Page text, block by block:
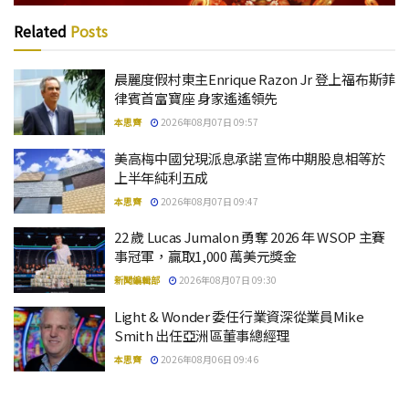
Related Posts
晨麗度假村東主Enrique Razon Jr 登上福布斯菲
律賓首富寶座 身家遙遙領先
本思齊 2026年08月07日 09:57
美高梅中國兌現派息承諾 宣佈中期股息相等於
上半年純利五成
本思齊 2026年08月07日 09:47
22 歲 Lucas Jumalon 勇奪 2026 年 WSOP 主賽
事冠軍，贏取1,000 萬美元獎金
新聞編輯部 2026年08月07日 09:30
Light & Wonder 委任行業資深從業員Mike
Smith 出任亞洲區董事總經理
本思齊 2026年08月06日 09:46